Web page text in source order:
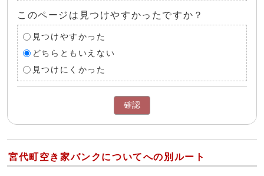
このページは見つけやすかったですか？
見つけやすかった
どちらともいえない
見つけにくかった
確認
宮代町空き家バンクについてへの別ルート